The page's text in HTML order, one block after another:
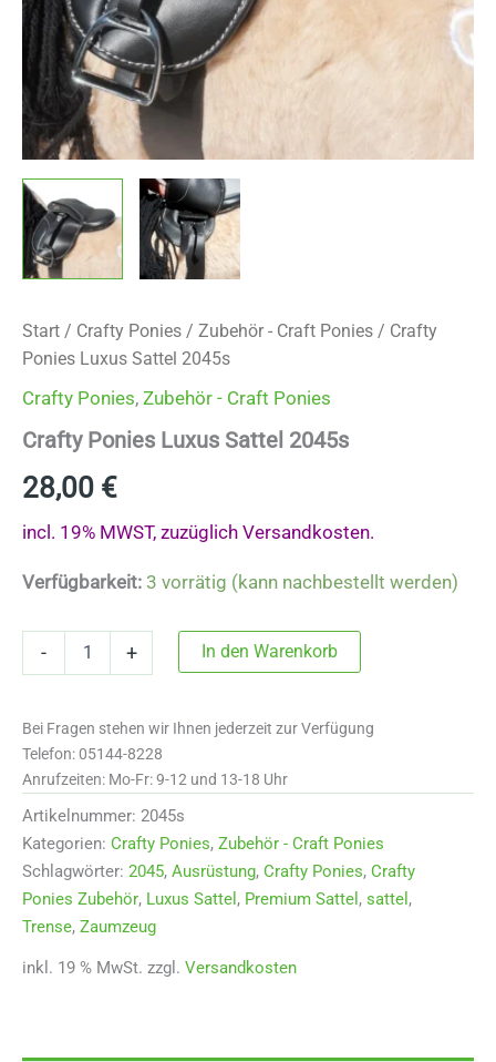
Start / Crafty Ponies / Zubehör - Craft Ponies / Crafty
Ponies Luxus Sattel 2045s
Crafty Ponies, Zubehör - Craft Ponies
Crafty Ponies Luxus Sattel 2045s
28,00 €
incl. 19% MWST, zuzüglich Versandkosten.
Verfügbarkeit: 3 vorrätig (kann nachbestellt werden)
-
2045s
Menge
+ In den Warenkorb
Bei Fragen stehen wir Ihnen jederzeit zur Verfügung
Telefon: 05144-8228
Anrufzeiten: Mo-Fr: 9-12 und 13-18 Uhr
Artikelnummer: 2045s
Kategorien: Crafty Ponies, Zubehör - Craft Ponies
Schlagwörter: 2045, Ausrüstung, Crafty Ponies, Crafty
Ponies Zubehör, Luxus Sattel , Premium Sattel , sattel ,
Trense, Zaumzeug
inkl. 19 % MwSt. zzgl. Versandkosten